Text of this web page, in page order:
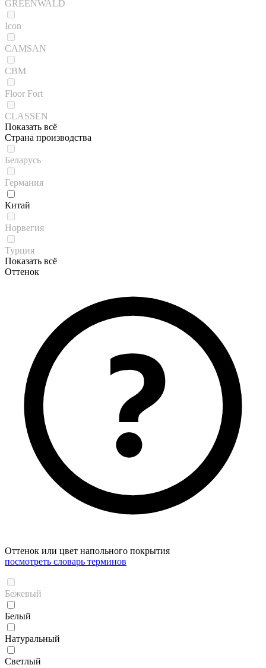
GREENWALD
Icon
CAMSAN
CBM
Floor Fort
CLASSEN
Показать всё
Страна производства
Беларусь
Германия
Китай
Норвегия
Турция
Показать всё
Оттенок
Оттенок или цвет напольного покрытия
посмотреть словарь терминов
Бежевый
Белый
Натуральный
Светлый